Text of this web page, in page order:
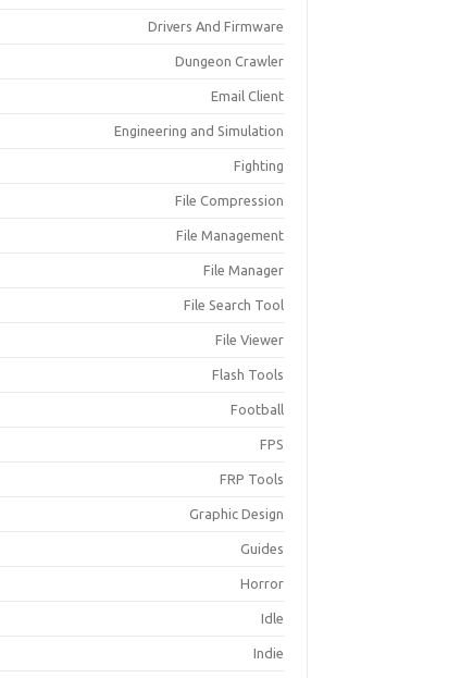
Drivers And Firmware
Dungeon Crawler
Email Client
Engineering and Simulation
Fighting
File Compression
File Management
File Manager
File Search Tool
File Viewer
Flash Tools
Football
FPS
FRP Tools
Graphic Design
Guides
Horror
Idle
Indie